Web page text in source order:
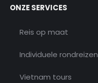
ONZE SERVICES
Reis op maat
Individuele rondreizen
Vietnam tours